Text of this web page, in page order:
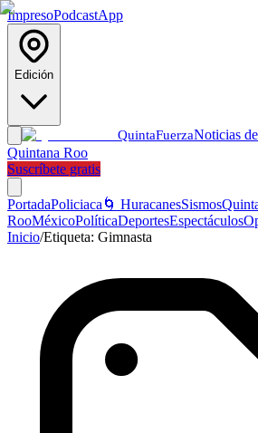
ImpresoPodcastApp
Edición
QuintaFuerzaNoticias
Quintana Roo
Suscríbete gratis
PortadaPoliciaca 🌀 HuracanesSismos
RooMéxicoPolíticaDeportesEspectáculos
Inicio/Etiqueta: Gimnasta